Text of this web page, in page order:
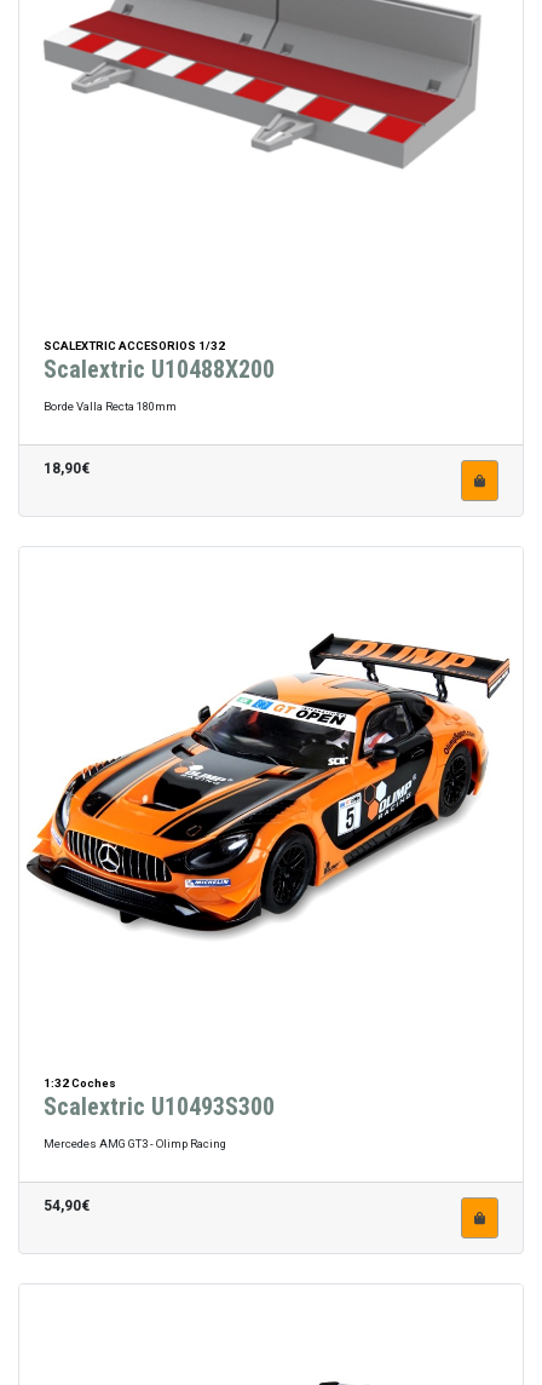
SCALEXTRIC ACCESORIOS 1/32
Scalextric U10488X200
Borde Valla Recta 180mm
18,90€
1:32 Coches
Scalextric U10493S300
Mercedes AMG GT3 - Olimp Racing
54,90€